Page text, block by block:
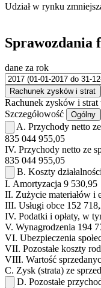
Udział w rynku
Sprawozdania
dane za rok
Rachunek zysków i strat
Rachunek zysków i strat
Szczegółowość
Ogólny
A. Przychody netto
835 044 955,05
IV. Przychody netto ze
835 044 955,05
B. Koszty
I. Amortyzacja 9 530,95
II. Zużycie materiałów i
III. Usługi obce 152
IV. Podatki i opłaty, w
V. Wynagrodzenia 194
VI. Ubezpieczenia
VII. Pozostałe koszty
VIII. Wartość
C. Zysk (strata) ze
D. Pozostałe